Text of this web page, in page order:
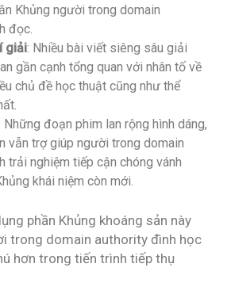
Khủng người trong domain
đọc.
giải: Nhiều bài viết siêng sâu giải
gần cạnh tổng quan với nhân tố về
chủ đề học thuật cũng như thể
Những đoạn phim lan rộng hình dáng,
vẫn trợ giúp người trong domain
trải nghiệm tiếp cận chóng vánh
khái niệm còn mới.
phần Khủng khoáng sản này
trong domain authority đình học
hơn trong tiến trình tiếp thụ